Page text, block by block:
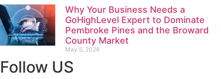
Why Your Business Needs a
GoHighLevel Expert to Dominate
Pembroke Pines and the Broward
County Market
May 5, 2026
Follow US